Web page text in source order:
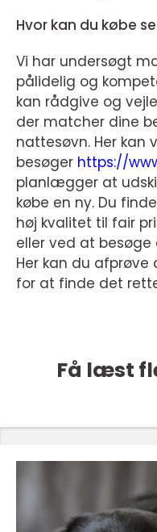
Hvor kan du købe
Vi har undersøgt
pålidelig og
kan rådgive og
der matcher dine
nattesøvn. Her kan
besøger https://
planlægger at
købe en ny. Du
høj kvalitet til fair
eller ved at besøge
Her kan du afprøve
for at finde det
Få læst